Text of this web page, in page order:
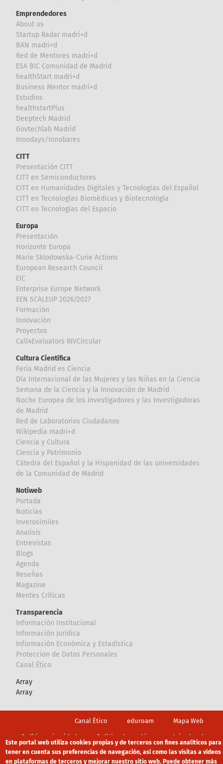
Emprendedores
About us
Startup Radar madri+d
BAN madri+d
Red de Mentores madri+d
ESA BIC Comunidad de Madrid
healthStart madri+d
Business Mentor madri+d
Estudios
healthstartPlus
Deeptech Madrid
Govtechlab Madrid
Innodays/Innobares
CITT
Presentación CITT
CITT en Semiconductores
CITT en Humanidades Digitales y Tecnologías del Español
CITT en Tecnologías Biomédicas y Biotecnología
CITT en Tecnologías del Espacio
Europa
Presentación
Horizonte Europa
Marie Sklodowska-Curie Actions
European Research Council
EIC
Enterprise Europe Network
EEN SCALEUP 2026/2027
Formación
Innovación
Proyectos
Call4Evaluators RIVCircular
Cultura Científica
Feria Madrid es Ciencia
Día Internacional de las Mujeres y las Niñas en la Ciencia
Semana de la Ciencia y la Innovación de Madrid
Noche Europea de los Investigadores y las Investigadoras
de Madrid
Red de Laboratorios Ciudadanos
Wikipedia madri+d
Ciencia y Cultura
Ciencia y Patrimonio
Cátedra del Español y la Hispanidad de las universidades
de la Comunidad de Madrid
Notiweb
Portada
Noticias
Inverosímiles
Analisis
Entrevistas
Blogs
Agenda
Reseñas
Magazine
Mentes Críticas
Transparencia
Información Institucional
Información Jurídica
Información Económica y Estadística
Proteccion de Datos Personales
Canal Ético
Array
Array
Canal Ético eduroam Mapa Web
Política privacidad Política de cookies Aviso legal
Este portal web utiliza cookies propias y de terceros con fines analíticos para
tener en cuenta sus preferencias de navegación, así como las visitas a vídeos
en plataformas de terceros y mejorar nuestro sitio web. Puede obtener más